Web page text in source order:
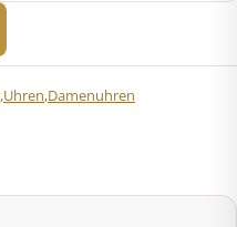
,Uhren,Damenuhren